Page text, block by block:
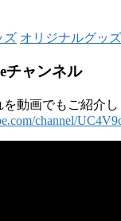
オリジナルグッズ
チャンネル
動画でもご紹介し
channel/